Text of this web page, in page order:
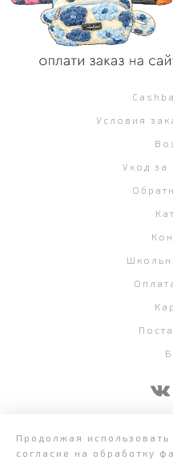
Условия
Уход за
Продолжая
согласие на обработку